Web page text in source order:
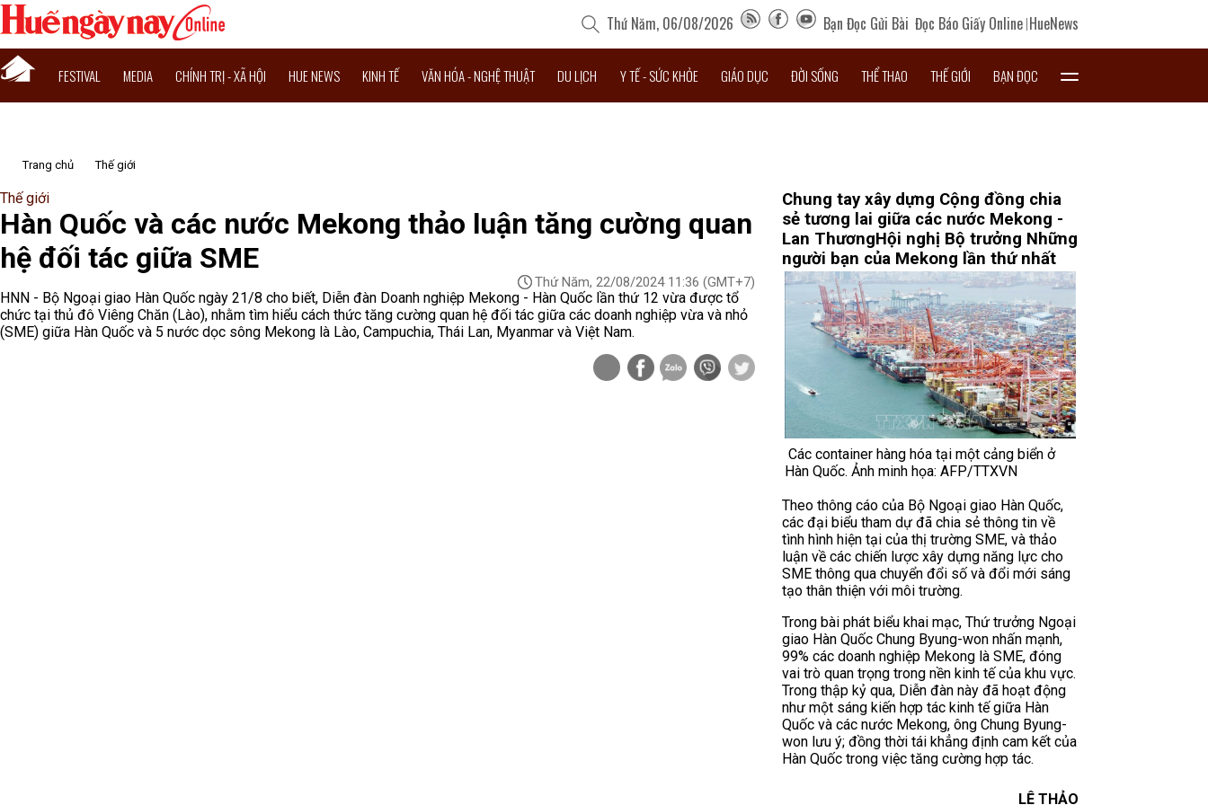
Thứ Năm, 06/08/2026 Bạn Đọc Gửi Bài Đọc Báo Giấy Online HueNews
FESTIVAL MEDIA CHÍNH TRỊ - XÃ HỘI HUE NEWS KINH TẾ VĂN HÓA - NGHỆ THUẬT DU LỊCH Y TẾ - SỨC KHỎE GIÁO DỤC ĐỜI SỐNG THỂ THAO THẾ GIỚI BẠN ĐỌC
Trang chủ Thế giới
Thế giới
Hàn Quốc và các nước Mekong thảo luận tăng cường quan
hệ đối tác giữa SME
Thứ Năm, 22/08/2024 11:36 (GMT+7)
HNN - Bộ Ngoại giao Hàn Quốc ngày 21/8 cho biết, Diễn đàn Doanh nghiệp Mekong - Hàn Quốc lần thứ 12 vừa được tổ
chức tại thủ đô Viêng Chăn (Lào), nhằm tìm hiểu cách thức tăng cường quan hệ đối tác giữa các doanh nghiệp vừa và nhỏ
(SME) giữa Hàn Quốc và 5 nước dọc sông Mekong là Lào, Campuchia, Thái Lan, Myanmar và Việt Nam.
Chung tay xây dựng Cộng đồng chia
sẻ tương lai giữa các nước Mekong -
Lan ThươngHội nghị Bộ trưởng Những
người bạn của Mekong lần thứ nhất
Các container hàng hóa tại một cảng biển ở
Hàn Quốc. Ảnh minh họa: AFP/TTXVN
Theo thông cáo của Bộ Ngoại giao Hàn Quốc,
các đại biểu tham dự đã chia sẻ thông tin về
tình hình hiện tại của thị trường SME, và thảo
luận về các chiến lược xây dựng năng lực cho
SME thông qua chuyển đổi số và đổi mới sáng
tạo thân thiện với môi trường.
Trong bài phát biểu khai mạc, Thứ trưởng Ngoại
giao Hàn Quốc Chung Byung-won nhấn mạnh,
99% các doanh nghiệp Mekong là SME, đóng
vai trò quan trọng trong nền kinh tế của khu vực.
Trong thập kỷ qua, Diễn đàn này đã hoạt động
như một sáng kiến hợp tác kinh tế giữa Hàn
Quốc và các nước Mekong, ông Chung Byung-
won lưu ý; đồng thời tái khẳng định cam kết của
Hàn Quốc trong việc tăng cường hợp tác.
LÊ THẢO